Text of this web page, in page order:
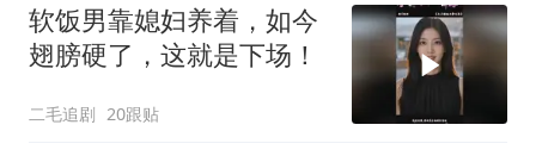
软饭男靠媳妇养着，如今
翅膀硬了，这就是下场！
二毛追剧 20跟贴